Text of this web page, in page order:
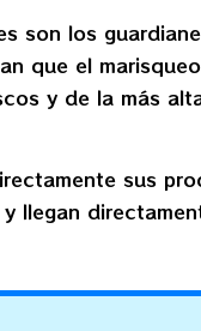
son los
que el
y de la más
sus
llegan